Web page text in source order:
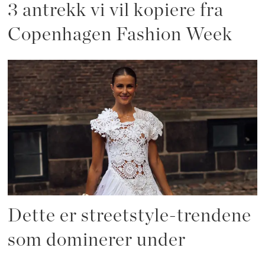
3 antrekk vi vil kopiere fra
Copenhagen Fashion Week
Dette er streetstyle-trendene
som dominerer under